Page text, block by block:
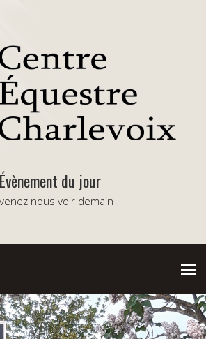
Évènement du jour
nous voir demain